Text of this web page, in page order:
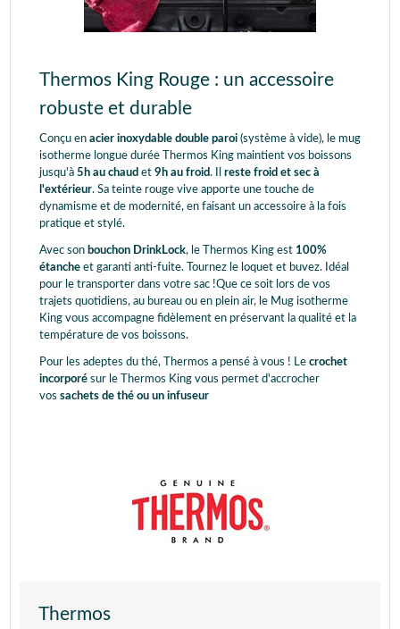
Thermos King Rouge : un accessoire
robuste et durable
Conçu en acier inoxydable double paroi (système à vide), le mug
isotherme longue durée Thermos King maintient vos boissons
jusqu'à 5h au chaud et 9h au froid. Il reste froid et sec à
l'extérieur. Sa teinte rouge vive apporte une touche de
dynamisme et de modernité, en faisant un accessoire à la fois
pratique et stylé.
Avec son bouchon DrinkLock, le Thermos King est 100%
étanche et garanti anti-fuite. Tournez le loquet et buvez. Idéal
pour le transporter dans votre sac !Que ce soit lors de vos
trajets quotidiens, au bureau ou en plein air, le Mug isotherme
King vous accompagne fidèlement en préservant la qualité et la
température de vos boissons.
Pour les adeptes du thé, Thermos a pensé à vous ! Le crochet
incorporé sur le Thermos King vous permet d'accrocher
vos sachets de thé ou un infuseur
Thermos